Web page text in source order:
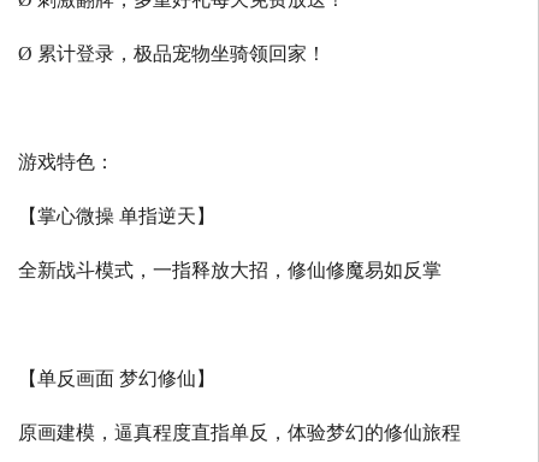
Ø 累计登录，极品宠物坐骑领回家！
游戏特色：
【掌心微操 单指逆天】
全新战斗模式，一指释放大招，修仙修魔易如反掌
【单反画面 梦幻修仙】
原画建模，逼真程度直指单反，体验梦幻的修仙旅程